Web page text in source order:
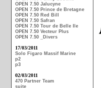
OPEN 7.50 Jalucyne
OPEN 7.50 Prince de Bretagne
OPEN 7.50 Red Bill
OPEN 7.50 Safran
OPEN 7.50 Tour de Belle Ile
OPEN 7.50 Vecteur Plus
OPEN 7.50 _Divers
17/03/2011
Solo Figaro Massif Marine
p2
p3
02/03/2011
470 Partner Team
suite